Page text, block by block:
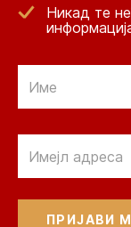
Никад те